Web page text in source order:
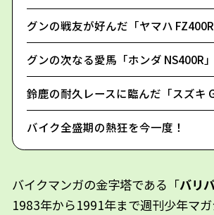
グンの戦友が好んだ「ヤマハ FZ400R
グンの次なる愛馬「ホンダ NS400R」
鈴鹿の耐久レースに臨んだ「スズキ
バイク全盛期の熱狂を今一度！
バイクマンガの金字塔である「バリ
1983年から1991年まで週刊少年マ